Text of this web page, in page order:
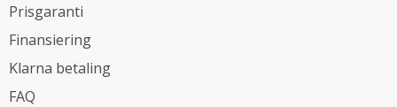
Prisgaranti
Finansiering
Klarna betaling
FAQ